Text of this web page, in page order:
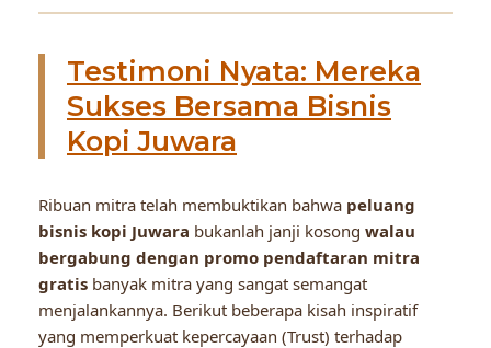
Testimoni Nyata: Mereka
Sukses Bersama Bisnis
Kopi Juwara
Ribuan mitra telah membuktikan bahwa peluang
bisnis kopi Juwara bukanlah janji kosong walau
bergabung dengan promo pendaftaran mitra
gratis banyak mitra yang sangat semangat
menjalankannya. Berikut beberapa kisah inspiratif
yang memperkuat kepercayaan (Trust) terhadap